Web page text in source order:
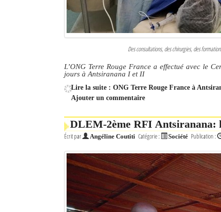
Des consultations, des chirurgies, des
L’ONG Terre Rouge France a effectué avec le
jours à Antsiranana I et II
Lire la suite : ONG Terre Rouge France à
Ajouter un commentaire
DLEM-2ème RFI
Écrit par Angéline Coutiti Catégorie : Société Publication :